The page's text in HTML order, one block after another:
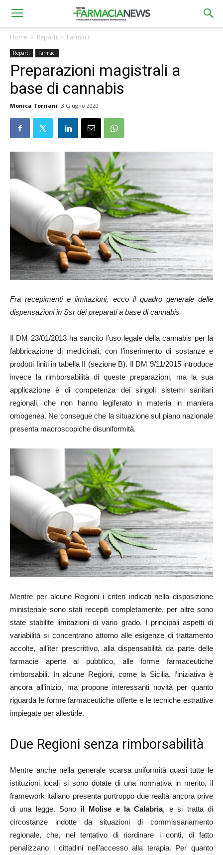
Home Reparti Farmaci
Reparti Farmaci
Preparazioni magistrali a
base di cannabis
Monica Torriani 3 Giugno 2020
Fra recepimenti e limitazioni, ecco il quadro generale delle
dispensazioni in Ssr dei preparati a base di cannabis
Il DM 23/01/2013 ha sancito l’uso legale della cannabis per la
fabbricazione di medicinali, con l’inserimento di sostanze e
prodotti finiti in tabella II (sezione B). Il DM 9/11/2015 introduce
invece la rimborsabilità di queste preparazioni, ma la sua
applicazione è di competenza dei singoli sistemi sanitari
regionali, che non hanno legiferato in materia in maniera
omogenea. Ne consegue che la situazione sul piano nazionale
presenta macroscopiche disuniformità.
Mentre per alcune Regioni i criteri indicati nella disposizione
ministeriale sono stati recepiti completamente, per altre sono
state stabilite limitazioni di vario grado. I principali aspetti di
variabilità si concentrano attorno alle esigenze di trattamento
accolte, all’iter prescrittivo, alla dispensabilità da parte delle
farmacie aperte al pubblico, alle forme farmaceutiche
rimborsabili. In alcune Regioni, come la Sicilia, l’iniziativa è
ancora all’inizio, ma propone interessanti novità per quanto
riguarda le forme farmaceutiche offerte e le tecniche estrattive
impiegate per allestirle.
Due Regioni senza rimborsabilità
Mentre anche nella generale scarsa uniformità quasi tutte le
istituzioni locali si sono dotate di una normativa in merito, il
framework italiano presenta purtroppo due realtà ancora prive
di una legge. Sono il Molise e la Calabria, e si tratta di
circostanze indotte da situazioni di commissariamento
regionale, che, nel tentativo di riordinare i conti, di fatto
penalizzano i cittadini nell’accesso alla terapia. Per quanto